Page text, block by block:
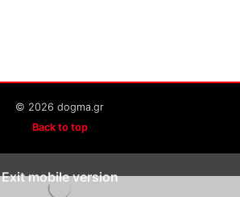
© 2026 dogma.gr
Back to top
Exit mobile version